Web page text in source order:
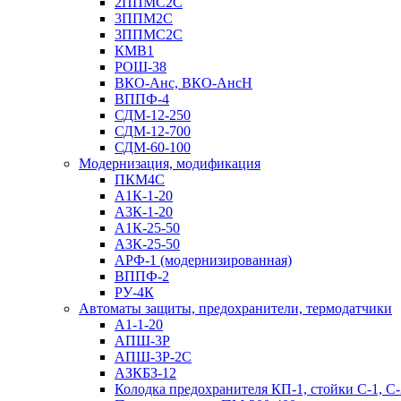
3ППМ2С
3ППМС2С
КМВ1
РОШ-38
ВКО-Анс, ВКО-АнсН
ВППФ-4
СДМ-12-250
СДМ-12-700
СДМ-60-100
Модернизация, модификация
ПКМ4С
А1К-1-20
А3К-1-20
А1К-25-50
А3К-25-50
АРФ-1 (модернизированная)
ВППФ-2
РУ-4К
Автоматы защиты, предохранители, термодатчики
А1-1-20
АПШ-3Р
АПШ-3P-2С
АЗКБЗ-12
Колодка предохранителя КП-1, стойки С-1,